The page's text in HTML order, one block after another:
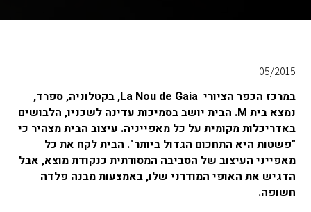
05/2015
במרכז הכפר הציורי La Nou de Gaia, בקטלוניה, ספרד,
נמצא בית M. הבית יושב בסמיכות עדינה לשכניו, הלבושים
באדריכלות מקומית על כל מאפייניה. עיצוב הבית מצהיר כי
"פשטות היא התחכום הגדול ביותר". הבית לקח את כל
מאפייני העיצוב של הסביבה המסורתית כנקודת מוצא, אבל
הדגיש את האופי המודרני שלו, באמצעות מבנה פלדה
חשופה.